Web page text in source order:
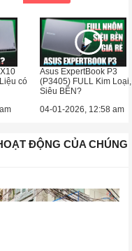
có
Asus ExpertBook P3
(P3405) FULL Kim Loại,
Siêu BỀN?
04-01-2026, 12:58 am
ĐỘNG CỦA CHÚNG